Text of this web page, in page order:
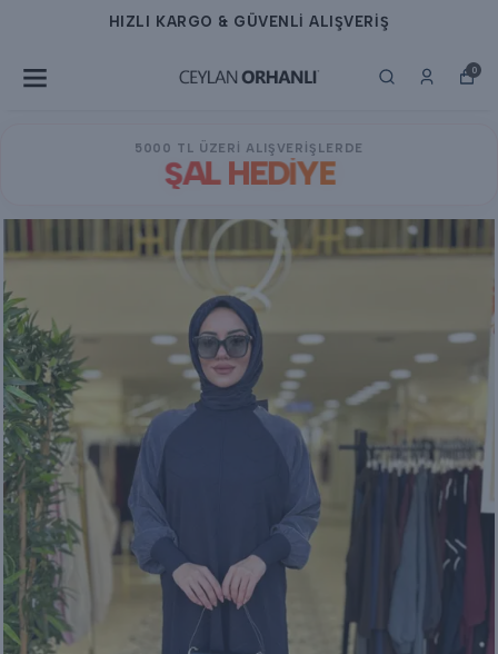
HIZLI KARGO & GÜVENLİ ALIŞVERİŞ
0
5000 TL ÜZERİ ALIŞVERİŞLERDE
ŞAL HEDİYE